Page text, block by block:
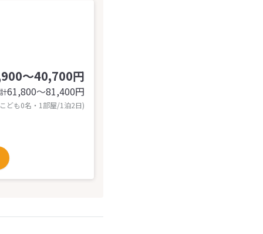
～40,700円
61,800〜81,400円
ども0名・1部屋/1泊2日)